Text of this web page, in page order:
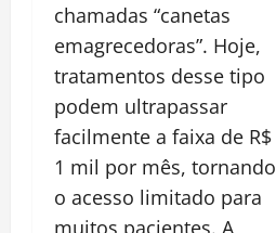
chamadas “canetas
emagrecedoras”. Hoje,
tratamentos desse tipo
podem ultrapassar
facilmente a faixa de R$
1 mil por mês, tornando
o acesso limitado para
muitos pacientes. A